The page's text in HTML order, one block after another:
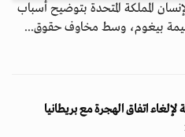
المملكة المتحدة بتوضيح أسباب
بيغوم، وسط مخاوف حقوق...